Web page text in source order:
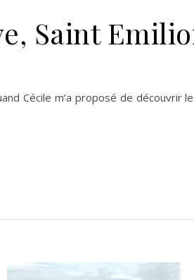
Saint
Cécile m’a proposé de découvrir